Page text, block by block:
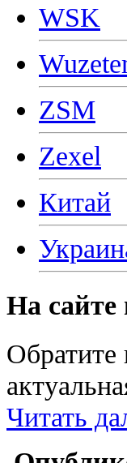
WSK
ZSM
Zexel
Китай
На сайте
Обратите
Читать